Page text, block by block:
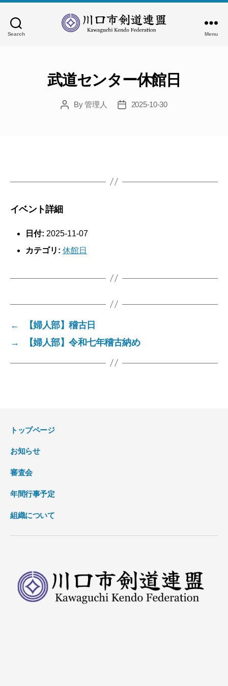
Search
剣
道
連
盟
Menu
武道センター休館日
PostBy管理人
Post2025-10-30
イベント詳細
日付: 2025-11-07
カテゴリ: 休館日
←
【婦人部】稽古日
→
【婦人部】令和七年稽古納め
トップページ
お知らせ
審査会
年間行事予定
組織について